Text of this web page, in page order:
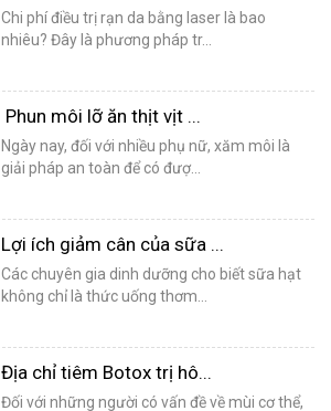
Chi phí điều trị rạn da bằng laser là bao
nhiêu? Đây là phương pháp tr...
Phun môi lỡ ăn thịt vịt ...
Ngày nay, đối với nhiều phụ nữ, xăm môi là
giải pháp an toàn để có đượ...
Lợi ích giảm cân của sữa ...
Các chuyên gia dinh dưỡng cho biết sữa hạt
không chỉ là thức uống thơm...
Địa chỉ tiêm Botox trị hô...
Đối với những người có vấn đề về mùi cơ thể,